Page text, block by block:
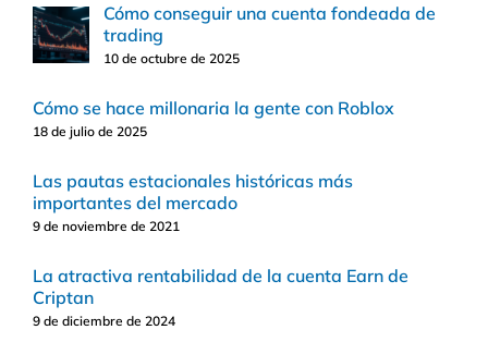
Cómo conseguir una cuenta fondeada de
trading
10 de octubre de 2025
Cómo se hace millonaria la gente con Roblox
18 de julio de 2025
Las pautas estacionales históricas más
importantes del mercado
9 de noviembre de 2021
La atractiva rentabilidad de la cuenta Earn de
Criptan
9 de diciembre de 2024